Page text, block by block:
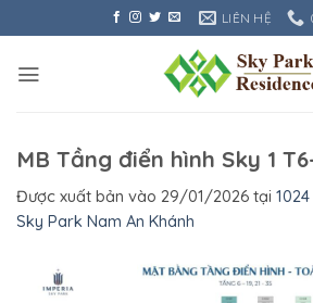
qua
dung
LIÊN HỆ
MB Tầng điển hình Sky 1
Được xuất bản vào 29/01/2026 tại
Sky Park Nam An Khánh